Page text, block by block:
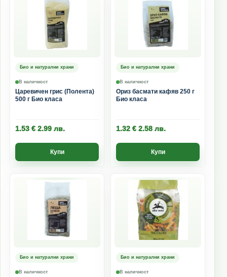
Био и натурални храни
В наличност
Царевичен грис (Полента)
500 г Био класа
1.53 € 2.99 лв.
Купи
Био и натурални храни
В наличност
Ориз басмати кафяв 250 г
Био класа
1.32 € 2.58 лв.
Купи
Био и натурални храни
В наличност
Био и натурални храни
В наличност